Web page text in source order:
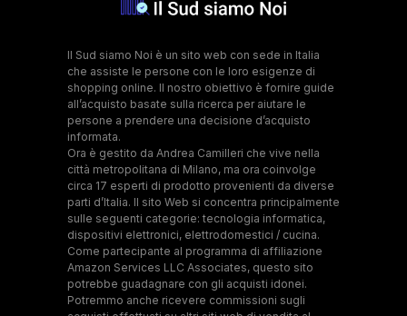
Il Sud siamo Noi è un sito web con sede in Italia
che assiste le persone con le loro esigenze di
shopping online. Il nostro obiettivo è fornire guide
all’acquisto basate sulla ricerca per aiutare le
persone a prendere una decisione d’acquisto
informata.
Ora è gestito da Andrea Camilleri che vive nella
città metropolitana di Milano, ma ora coinvolge
circa 17 esperti di prodotto provenienti da diverse
parti d’Italia. Il sito Web si concentra principalmente
sulle seguenti categorie: tecnologia informatica,
dispositivi elettronici, elettrodomestici / cucina.
Come partecipante al programma di affiliazione
Amazon Services LLC Associates, questo sito
potrebbe guadagnare con gli acquisti idonei.
Potremmo anche ricevere commissioni sugli